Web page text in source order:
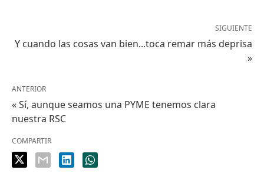
SIGUIENTE
Y cuando las cosas van bien...toca remar más deprisa
»
ANTERIOR
« Sí, aunque seamos una PYME tenemos clara
nuestra RSC
COMPARTIR